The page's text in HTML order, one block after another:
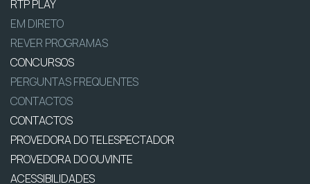
RTP PLAY
EM DIRETO
REVER PROGRAMAS
CONCURSOS
PERGUNTAS FREQUENTES
CONTACTOS
CONTACTOS
PROVEDORA DO TELESPECTADOR
PROVEDORA DO OUVINTE
ACESSIBILIDADES